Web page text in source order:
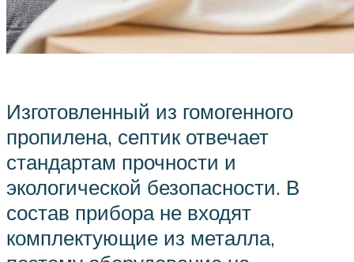
Изготовленный из гомогенного
пропилена, септик отвечает
стандартам прочности и
экологической безопасности. В
состав прибора не входят
комплектующие из металла,